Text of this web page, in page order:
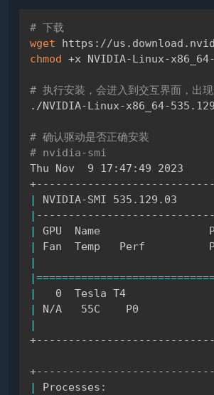
# 下载
wget
chmod +x NVIDIA-Linux-
# 执行安装，会进入到交互界面，出
./NVIDIA-Linux-x86_64-
# 确认驱动是否正确安装
# nvidia-smi
Thu Nov  9 17:47:49 2023
|
NVIDIA-SMI 535.129.03
|
|
GPU  Name
|
Fan  Temp   Perf
|
| ==========================
|
0  Tesla T4
|
N/A   55C    P0
|
|